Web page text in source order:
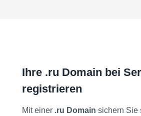
Ihre .ru Domain bei
registrieren
Mit einer .ru Domain sichern Sie